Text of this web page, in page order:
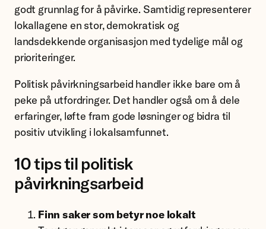
godt grunnlag for å påvirke. Samtidig representerer
lokallagene en stor, demokratisk og
landsdekkende organisasjon med tydelige mål og
prioriteringer.
Politisk påvirkningsarbeid handler ikke bare om å
peke på utfordringer. Det handler også om å dele
erfaringer, løfte fram gode løsninger og bidra til
positiv utvikling i lokalsamfunnet.
10 tips til politisk
påvirkningsarbeid
Finn saker som betyr noe lokalt